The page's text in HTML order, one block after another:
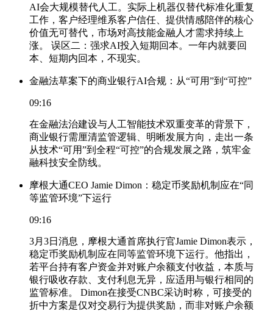
AI会大规模替代人工。实际上机器仅替代标准化重复
工作，客户经理维系客户信任、提供情感陪伴的核心
价值无可替代，市场对高技能金融人才需求持续上
涨。 误区二：强求AI投入短期回本。一年内就要回
本、短期内回本，不现实。
金融法草案下的商业银行AI合规：从“可用”到“可控”
09:16
在金融法治建设与人工智能技术双重变革的背景下，
商业银行需厘清监管逻辑、明晰发展方向，走出一条
从技术“可用”到全程“可控”的合规发展之路，筑牢金
融科技安全防线。
摩根大通CEO Jamie Dimon：稳定币奖励机制应在“同
等监管环境”下运行
09:16
3月3日消息，摩根大通首席执行官Jamie Dimon表示，
稳定币奖励机制应在同等监管环境下运行。他指出，
若平台持有客户资金并对账户余额支付收益，本质与
银行吸收存款、支付利息无异，应适用与银行相同的
监管标准。 Dimon在接受CNBC采访时称，可接受的
折中方案是仅对交易行为提供奖励，而非对账户余额